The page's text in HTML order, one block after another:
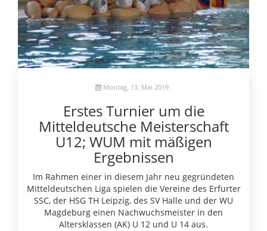
Montag, 13. Mai 2019
Erstes Turnier um die
Mitteldeutsche Meisterschaft
U12; WUM mit mäßigen
Ergebnissen
Im Rahmen einer in diesem Jahr neu gegründeten
Mitteldeutschen Liga spielen die Vereine des Erfurter
SSC, der HSG TH Leipzig, des SV Halle und der WU
Magdeburg einen Nachwuchsmeister in den
Altersklassen (AK) U 12 und U 14 aus.